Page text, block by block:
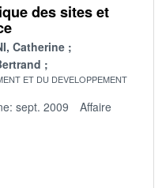
des sites et
Catherine
ET DU DEVELOPPEMENT
sept. 2009
Affaire